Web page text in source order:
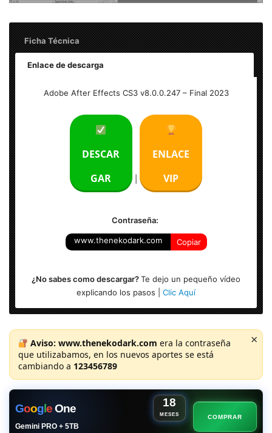
Ficha Técnica
Enlace de descarga
Adobe After Effects CS3 v8.0.0.247 – Final 2023
DESCAR
GAR
ENLACE
VIP
Contraseña:
www.thenekodark.com Copiar
¿No sabes como descargar?Te dejo un pequeño vídeo
explicando los pasos | Clic Aquí
Aviso: www.thenekodark.com era la contraseña
que utilizabamos, en los nuevos aportes se está
cambiando a 123456789
×
GoogleOne 18
MESES
Gemini PRO + 5TB
COMPRAR